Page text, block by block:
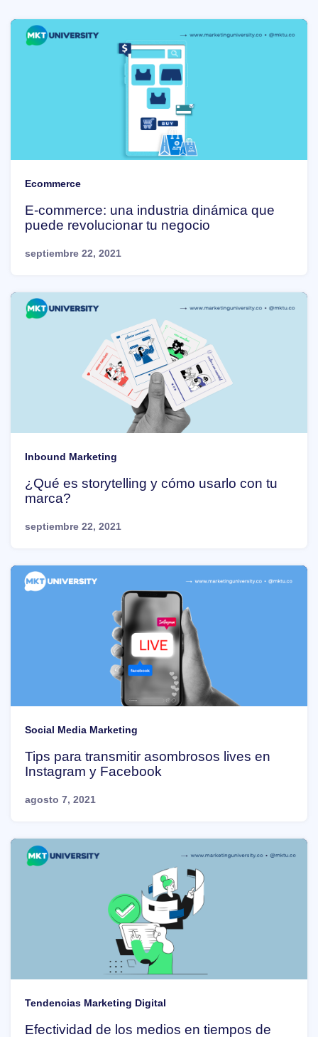
Ecommerce
E-commerce: una industria dinámica que
puede revolucionar tu negocio
septiembre 22, 2021
Inbound Marketing
¿Qué es storytelling y cómo usarlo con tu
marca?
septiembre 22, 2021
Social Media Marketing
Tips para transmitir asombrosos lives en
Instagram y Facebook
agosto 7, 2021
Tendencias Marketing Digital
Efectividad de los medios en tiempos de